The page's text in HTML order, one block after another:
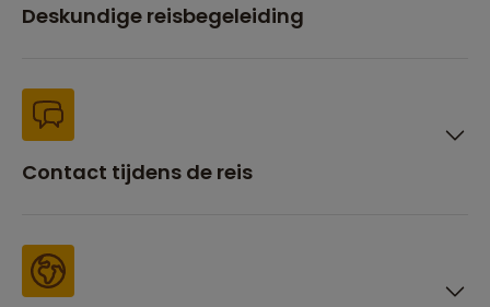
Deskundige reisbegeleiding
Contact tijdens de reis